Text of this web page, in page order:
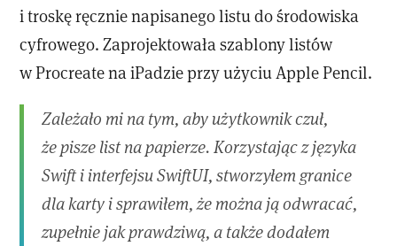
i troskę ręcznie napisanego listu do środowiska
cyfrowego. Zaprojektowała szablony listów
w Procreate na iPadzie przy użyciu Apple Pencil.
Zależało mi na tym, aby użytkownik czuł,
że pisze list na papierze. Korzystając z języka
Swift i interfejsu SwiftUI, stworzyłem granice
dla karty i sprawiłem, że można ją odwracać,
zupełnie jak prawdziwą, a także dodałem